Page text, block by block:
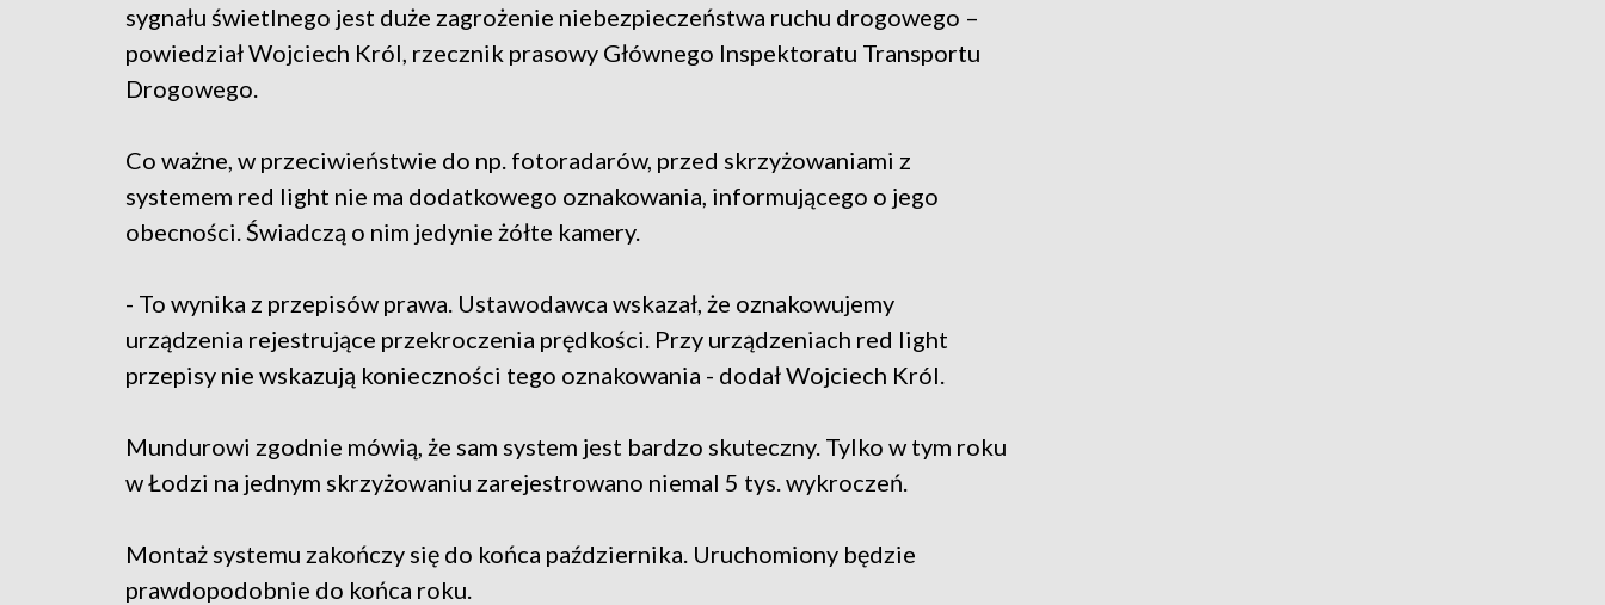
sygnału świetlnego jest duże zagrożenie niebezpieczeństwa ruchu drogowego –
powiedział Wojciech Król, rzecznik prasowy Głównego Inspektoratu Transportu
Drogowego.
Co ważne, w przeciwieństwie do np. fotoradarów, przed skrzyżowaniami z
systemem red light nie ma dodatkowego oznakowania, informującego o jego
obecności. Świadczą o nim jedynie żółte kamery.
- To wynika z przepisów prawa. Ustawodawca wskazał, że oznakowujemy
urządzenia rejestrujące przekroczenia prędkości. Przy urządzeniach red light
przepisy nie wskazują konieczności tego oznakowania - dodał Wojciech Król.
Mundurowi zgodnie mówią, że sam system jest bardzo skuteczny. Tylko w tym roku
w Łodzi na jednym skrzyżowaniu zarejestrowano niemal 5 tys. wykroczeń.
Montaż systemu zakończy się do końca października. Uruchomiony będzie
prawdopodobnie do końca roku.